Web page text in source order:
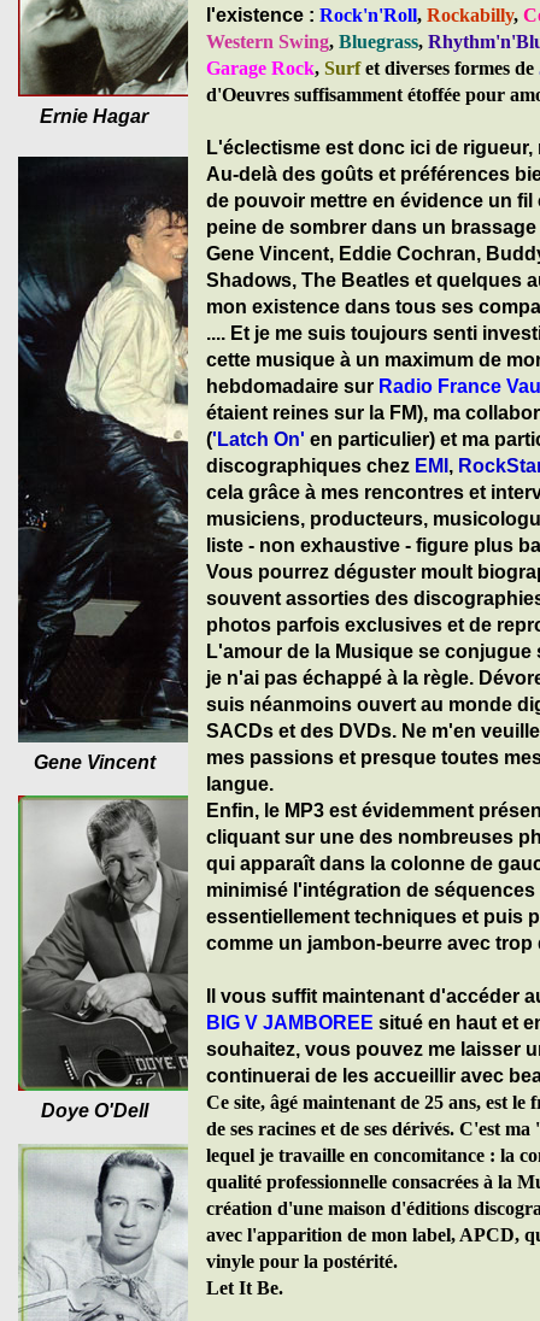
Ernie Hagar
Gene Vincent
Doye O'Dell
l'existence : Rock'n'Roll, Rockabilly,
Western Swing, Bluegrass,
Garage Rock, Surfet diverses formes de
d'Oeuvres suffisamment étoffée pour
L'éclectisme est donc ici de
Au-delà des goûts et préférences
de pouvoir mettre en évidence un
peine de sombrer dans un
Gene Vincent, Eddie Cochran,
Shadows, The Beatles et quelques
mon existence dans tous ses
.... Et je me suis toujours senti
cette musique à un maximum de
hebdomadaire sur Radio France
étaient reines sur la FM), ma
('Latch On' en particulier) et ma
discographiques chez EMI ,
cela grâce à mes rencontres et
musiciens, producteurs,
liste - non exhaustive - figure plus
Vous pourrez déguster moult
souvent assorties des
photos parfois exclusives et de
L'amour de la Musique se
je n'ai pas échappé à la règle.
suis néanmoins ouvert au monde
SACDs et des DVDs. Ne m'en
mes passions et presque toutes
langue.
Enfin, le MP3 est évidemment
cliquant sur une des nombreuses
qui apparaît dans la colonne de
minimisé l'intégration de
essentiellement techniques et puis
comme un jambon-beurre avec
Il vous suffit maintenant d'accéder
BIG V JAMBOREE situé en haut et
souhaitez, vous pouvez me laisser
continuerai de les accueillir avec
Ce site, âgé maintenant de 25 ans, est
de ses racines et de ses dérivés. C'est
lequel je travaille en concomitance : la
qualité professionnelle consacrées à la
création d'une maison d'éditions
avec l'apparition de mon label, APCD,
vinyle pour la postérité.
Let It Be.